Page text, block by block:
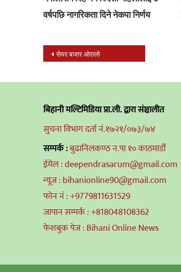
वर्षपछि नागरिकता दिने नेकपा निर्णय
Post
सेयर बजार ओरालो
बिहानी मल्टिमिडिया प्रा.ली. द्वारा संञ्चालीत
सुचना विभाग दर्ता नं.१७२१/०७३/७४
सम्पर्क :बुढानिलकण्ठ न.पा १० काठमाडौं
ईमेल : deependrasarum@gmail.com
न्यूज : bihanionline90@gmail.com
फोन नं : +9779811631529
जापान सम्पर्क : +818048108362
फेशबुक पेज : Bihani Online News